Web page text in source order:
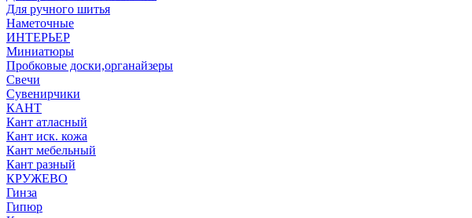
Для ручного шитья
Наметочные
ИНТЕРЬЕР
Миниатюры
Пробковые доски,органайзеры
Свечи
Сувенирчики
КАНТ
Кант атласный
Кант иск. кожа
Кант мебельный
Кант разный
КРУЖЕВО
Гинза
Гипюр